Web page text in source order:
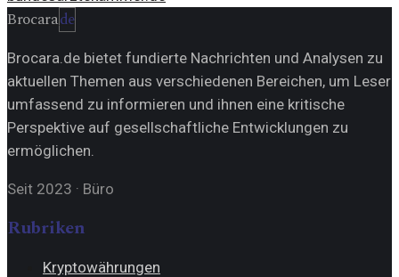
Brocarade
Brocara.de bietet fundierte Nachrichten und Analysen zu
aktuellen Themen aus verschiedenen Bereichen, um Leser
umfassend zu informieren und ihnen eine kritische
Perspektive auf gesellschaftliche Entwicklungen zu
ermöglichen.
Seit 2023 · Büro
Rubriken
Kryptowährungen